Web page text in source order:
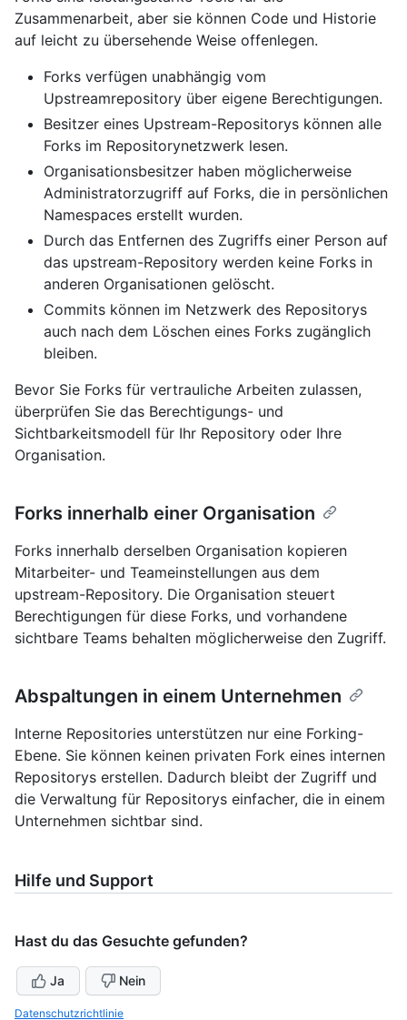
Zusammenarbeit, aber sie können Code und Historie
auf leicht zu übersehende Weise offenlegen.
Forks verfügen unabhängig vom
Upstreamrepository über eigene Berechtigungen.
Besitzer eines Upstream-Repositorys können alle
Forks im Repositorynetzwerk lesen.
Organisationsbesitzer haben möglicherweise
Administratorzugriff auf Forks, die in persönlichen
Namespaces erstellt wurden.
Durch das Entfernen des Zugriffs einer Person auf
das upstream-Repository werden keine Forks in
anderen Organisationen gelöscht.
Commits können im Netzwerk des Repositorys
auch nach dem Löschen eines Forks zugänglich
bleiben.
Bevor Sie Forks für vertrauliche Arbeiten zulassen,
überprüfen Sie das Berechtigungs- und
Sichtbarkeitsmodell für Ihr Repository oder Ihre
Organisation.
Forks innerhalb einer Organisation
Forks innerhalb derselben Organisation kopieren
Mitarbeiter- und Teameinstellungen aus dem
upstream-Repository. Die Organisation steuert
Berechtigungen für diese Forks, und vorhandene
sichtbare Teams behalten möglicherweise den Zugriff.
Abspaltungen in einem Unternehmen
Interne Repositories unterstützen nur eine Forking-
Ebene. Sie können keinen privaten Fork eines internen
Repositorys erstellen. Dadurch bleibt der Zugriff und
die Verwaltung für Repositorys einfacher, die in einem
Unternehmen sichtbar sind.
Hilfe und Support
Hast du das Gesuchte gefunden?
Ja Nein
Datenschutzrichtlinie